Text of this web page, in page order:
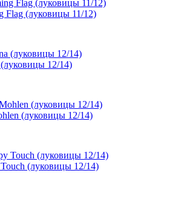
Flag (луковицы 11/12)
12/14)
(луковицы 12/14)
(луковицы 12/14)